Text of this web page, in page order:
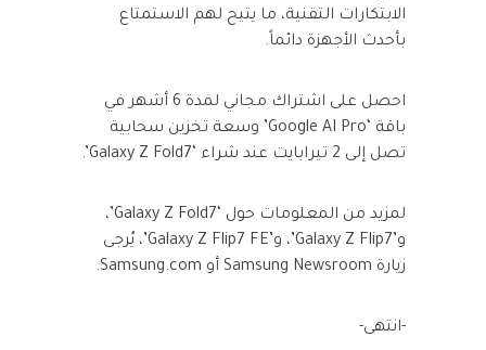
الابتكارات التقنية، ما يتيح لهم الاستمتاع
بأحدث الأجهزة دائماً.
احصل على اشتراك مجاني لمدة 6 أشهر في
باقة ‘Google AI Pro’ وسعة تخزين سحابية
تصل إلى 2 تيرابايت عند شراء ‘Galaxy Z Fold7’.
لمزيد من المعلومات حول ‘Galaxy Z Fold7’،
و’Galaxy Z Flip7’، و’Galaxy Z Flip7 FE’، يُرجى
زيارة Samsung Newsroom أو Samsung.com.
-انتهى-